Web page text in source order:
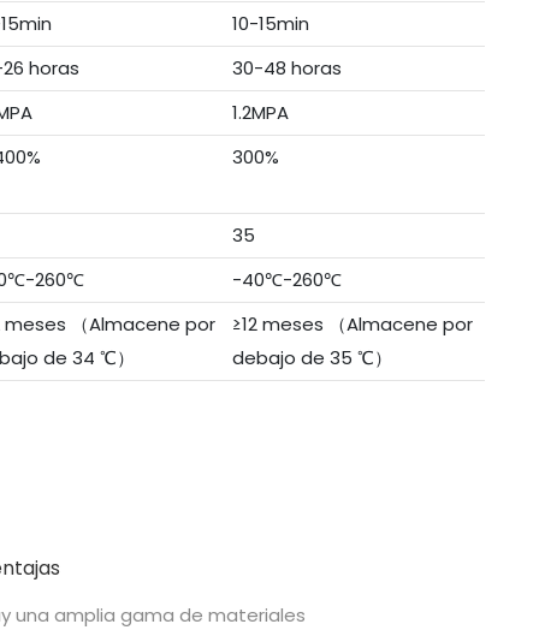
10-15min
horas
30-48 horas
1.2MPA
300%
35
260℃
-40℃-260℃
meses （Almacene por
de 34 ℃）
≥12 meses （Almacene por
debajo de 35 ℃）
una amplia gama de materiales